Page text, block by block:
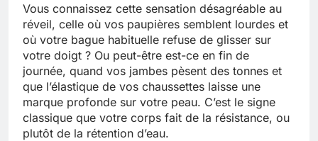
Vous connaissez cette sensation désagréable au
réveil, celle où vos paupières semblent lourdes et
où votre bague habituelle refuse de glisser sur
votre doigt ? Ou peut-être est-ce en fin de
journée, quand vos jambes pèsent des tonnes et
que l’élastique de vos chaussettes laisse une
marque profonde sur votre peau. C’est le signe
classique que votre corps fait de la résistance, ou
plutôt de la rétention d’eau.